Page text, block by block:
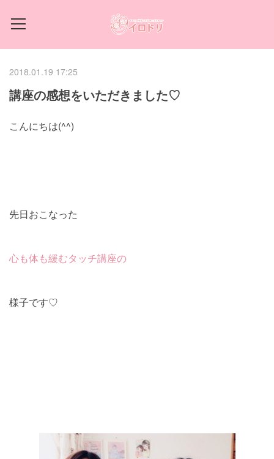
2018.01.19 17:25
講座の感想をいただきました♡
こんにちは(^^)
先日おこなった
心も体も緩むタッチ講座の
様子です♡